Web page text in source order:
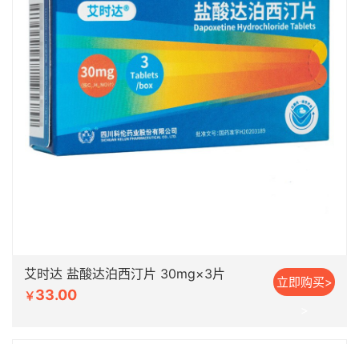
艾时达 盐酸达泊西汀片 30mg×3片
￥33.00
立即购买>